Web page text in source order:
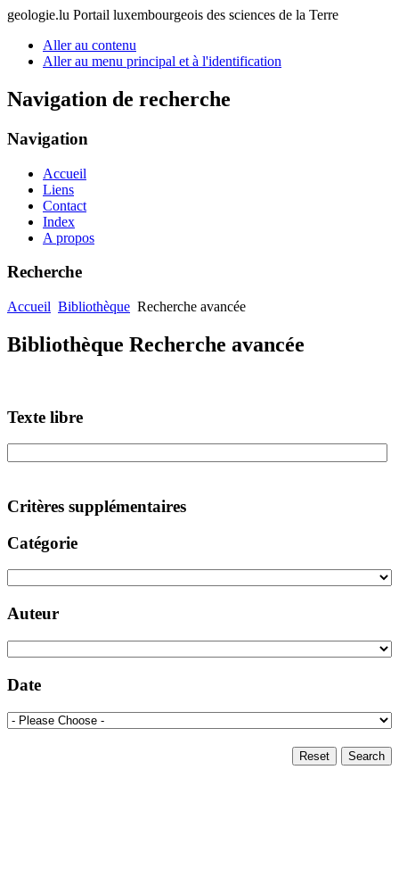
geologie.lu Portail luxembourgeois des sciences de la Terre
Aller au contenu
Aller au menu principal et à l'identification
Navigation de recherche
Navigation
Accueil
Liens
Contact
Index
A propos
Recherche
Accueil Bibliothèque Recherche avancée
Bibliothèque Recherche avancée
Texte libre
Critères supplémentaires
Catégorie
Auteur
Date
Search
Reset